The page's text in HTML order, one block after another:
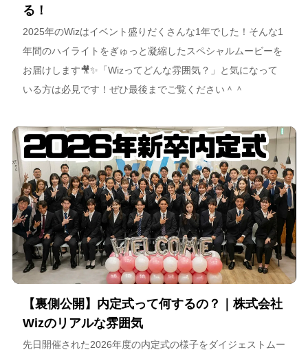
る！
2025年のWizはイベント盛りだくさんな1年でした！そんな1
年間のハイライトをぎゅっと凝縮したスペシャルムービーを
お届けします🎥✨「Wizってどんな雰囲気？」と気になって
いる方は必見です！ぜひ最後までご覧ください＾＾
【裏側公開】内定式って何するの？｜株式会社
Wizのリアルな雰囲気
先日開催された2026年度の内定式の様子をダイジェストムー